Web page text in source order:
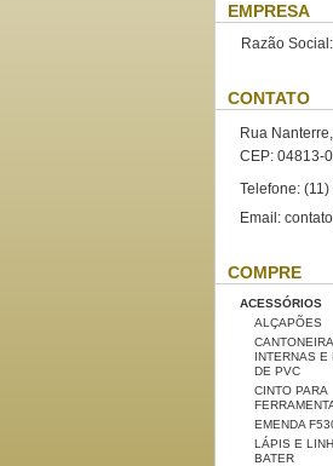
EMPRESA
Razão
CONTATO
Rua
CEP: 04813-
Telefone:
Email:
COMPRE
ACESSÓRIOS
ALÇAPÕES
INTERNAS E
DE PVC
CINTO PARA
EMENDA
LÁPIS E
BATER